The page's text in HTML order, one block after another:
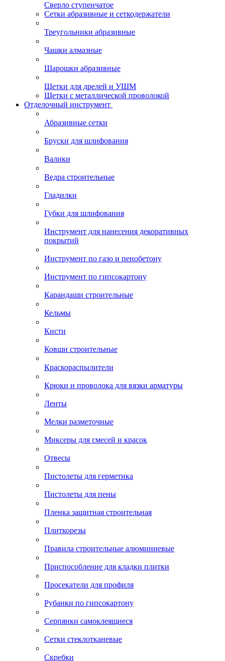
Сверло ступенчатое
Сетки абразивные и сеткодержатели
Треугольники абразивные
Чашки алмазные
Шарошки абразивные
Щетки для дрелей и УШМ
Щетки с металлической проволокой
Отделочный инструмент
Абразивные сетки
Бруски для шлифования
Валики
Ведра строительные
Гладилки
Губки для шлифования
Инструмент для нанесения декоративных
покрытий
Инструмент по газо и пенобетону
Инструмент по гипсокартону
Карандаши строительные
Кельмы
Кисти
Ковши строительные
Краскораспылители
Крюки и проволока для вязки арматуры
Ленты
Мелки разметочные
Миксеры для смесей и красок
Отвесы
Пистолеты для герметика
Пистолеты для пены
Пленка защитная строительная
Плиткорезы
Правила строительные алюминиевые
Приспособление для кладки плитки
Просекатели для профиля
Рубанки по гипсокартону
Серпянки самоклеящиеся
Сетки стеклотканевые
Скребки